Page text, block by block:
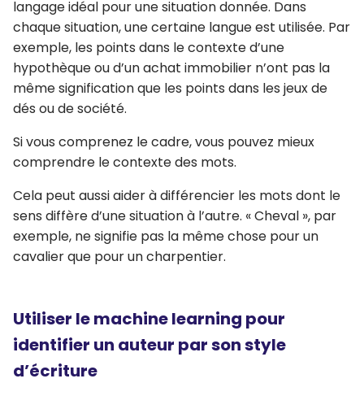
langage idéal pour une situation donnée. Dans
chaque situation, une certaine langue est utilisée. Par
exemple, les points dans le contexte d’une
hypothèque ou d’un achat immobilier n’ont pas la
même signification que les points dans les jeux de
dés ou de société.
Si vous comprenez le cadre, vous pouvez mieux
comprendre le contexte des mots.
Cela peut aussi aider à différencier les mots dont le
sens diffère d’une situation à l’autre. « Cheval », par
exemple, ne signifie pas la même chose pour un
cavalier que pour un charpentier.
Utiliser le machine learning pour
identifier un auteur par son style
d’écriture